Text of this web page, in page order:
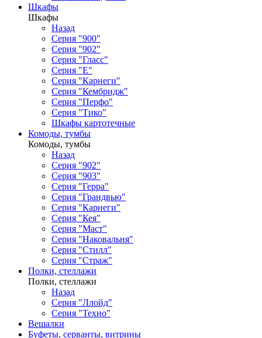
Шкафы
Шкафы
Назад
Серия "900"
Серия "902"
Серия "Гласс"
Серия "Е"
Серия "Карнеги"
Серия "Кембридж"
Серия "Перфо"
Серия "Тико"
Шкафы картотечные
Комоды, тумбы
Комоды, тумбы
Назад
Серия "902"
Серия "903"
Серия "Герра"
Серия "Грандвью"
Серия "Карнеги"
Серия "Кея"
Серия "Маст"
Серия "Наковальня"
Серия "Стилл"
Серия "Страж"
Полки, стеллажи
Полки, стеллажи
Назад
Серия "Ллойд"
Серия "Техно"
Вешалки
Буфеты, серванты, витрины